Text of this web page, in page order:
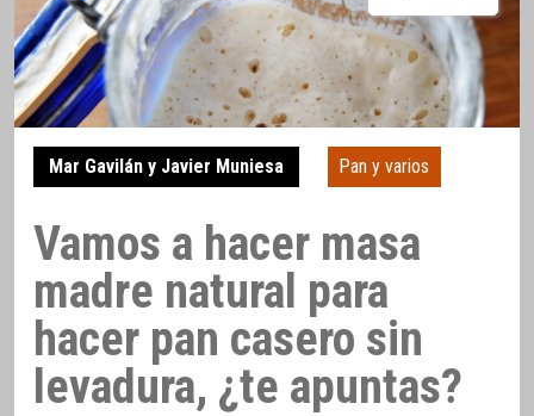
Mar Gavilán y Javier Muniesa Pan y varios
Vamos a hacer masa
madre natural para
hacer pan casero sin
levadura, ¿te apuntas?